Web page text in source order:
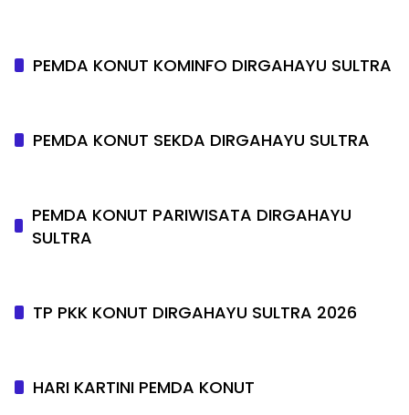
PEMDA KONUT KOMINFO DIRGAHAYU SULTRA
PEMDA KONUT SEKDA DIRGAHAYU SULTRA
PEMDA KONUT PARIWISATA DIRGAHAYU
SULTRA
TP PKK KONUT DIRGAHAYU SULTRA 2026
HARI KARTINI PEMDA KONUT